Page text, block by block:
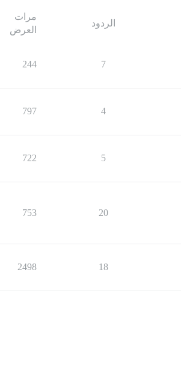
الردود
مرات
العرض
7
244
4
797
5
722
20
753
18
2498